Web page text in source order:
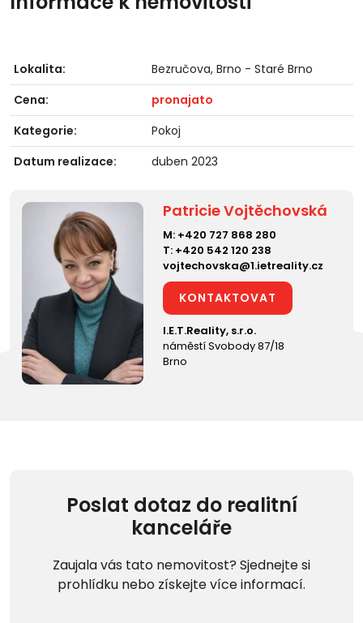
Lokalita:
Bezručova, Brno - Staré Brno
Cena:
pronajato
Kategorie:
Pokoj
Datum realizace:
duben 2023
Patricie Vojtěchovská
M: +420 727 868 280
T: +420 542 120 238
vojtechovska@1.ietreality.cz
KONTAKTOVAT
I.E.T.Reality, s.r.o.
náměstí Svobody 87/18
Brno
Poslat dotaz do realitní
kanceláře
Zaujala vás tato nemovitost? Sjednejte si
prohlídku nebo získejte více informací.